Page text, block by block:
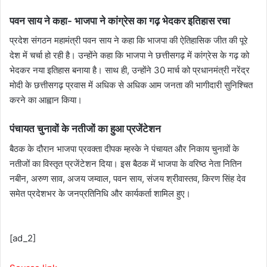
पवन साय ने कहा- भाजपा ने कांग्रेस का गढ़ भेदकर इतिहास रचा
प्रदेश संगठन महामंत्री पवन साय ने कहा कि भाजपा की ऐतिहासिक जीत की पूरे
देश में चर्चा हो रही है। उन्होंने कहा कि भाजपा ने छत्तीसगढ़ में कांग्रेस के गढ़ को
भेदकर नया इतिहास बनाया है। साथ ही, उन्होंने 30 मार्च को प्रधानमंत्री नरेंद्र
मोदी के छत्तीसगढ़ प्रवास में अधिक से अधिक आम जनता की भागीदारी सुनिश्चित
करने का आह्वान किया।
पंचायत चुनावों के नतीजों का हुआ प्रजेंटेशन
बैठक के दौरान भाजपा प्रवक्ता दीपक म्हस्के ने पंचायत और निकाय चुनावों के
नतीजों का विस्तृत प्रजेंटेशन दिया। इस बैठक में भाजपा के वरिष्ठ नेता नितिन
नबीन, अरुण साव, अजय जम्वाल, पवन साय, संजय श्रीवास्तव, किरण सिंह देव
समेत प्रदेशभर के जनप्रतिनिधि और कार्यकर्ता शामिल हुए।
[ad_2]